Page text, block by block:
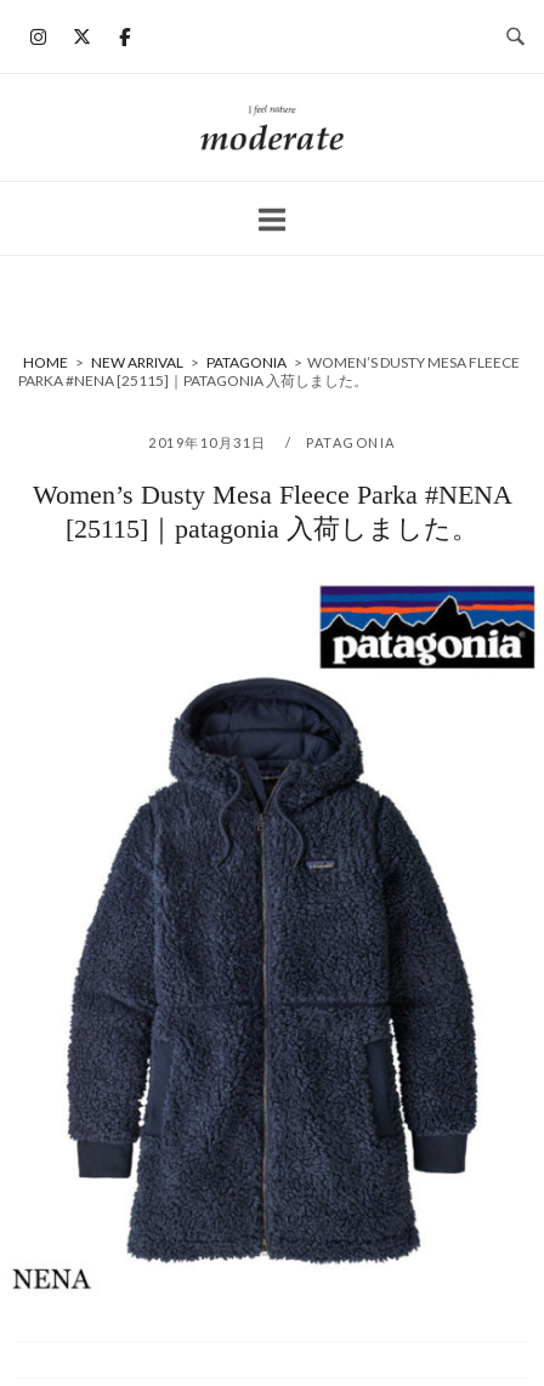
ホ
ー
HOME > NEW ARRIVAL > PATAGONIA > WOMEN’S DUSTY MESA FLEECE
PARKA #NENA [25115]｜PATAGONIA 入荷しました。
2019年10月31日 PATAGONIA
Women’s Dusty Mesa Fleece Parka #NENA
[25115]｜patagonia 入荷しました。